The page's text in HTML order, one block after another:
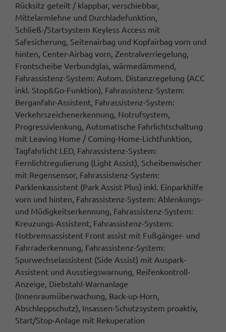
Rücksitz geteilt / klappbar, verschiebbar,
Mittelarmlehne und Durchladefunktion,
Schließ-/Startsystem Keyless Access mit
Safesicherung, Seitenairbag und Kopfairbag vorn und
hinten, Center-Airbag vorn, Zentralverriegelung,
Frontscheibe Verbundglas, wärmedämmend,
Fahrassistenz-System: Autom. Distanzregelung (ACC
inkl. Stop&Go-Funktion), Fahrassistenz-System:
Berganfahr-Assistent, Fahrassistenz-System:
Verkehrszeichenerkennung, Notrufsystem,
Progressivlenkung, Automatische Fahrlichtschaltung
mit Leaving Home / Coming-Home-Lichtfunktion,
Tagfahrlicht LED, Fahrassistenz-System:
Fernlichtregulierung (Light Assist), Scheibenwischer
mit Regensensor, Fahrassistenz-System:
Parklenkassistent (Park Assist Plus) inkl. Einparkhilfe
vorn und hinten, Fahrassistenz-System: Ablenkungs-
und Müdigkeitserkennung, Fahrassistenz-System:
Kreuzungs-Assistent, Fahrassistenz-System:
Notbremsassistent Front assist mit Fußgänger- und
Fahrraderkennung, Fahrassistenz-System:
Spurwechselassistent (Side Assist) mit Auspark-
Assistent und Ausstiegswarnung, Reifenkontroll-
Anzeige, Diebstahl-Warnanlage
(Innenraumüberwachung, Back-up-Horn,
Abschleppschutz), Insassen-Schutzsystem proaktiv,
Start/Stop-Anlage mit Rekuperation